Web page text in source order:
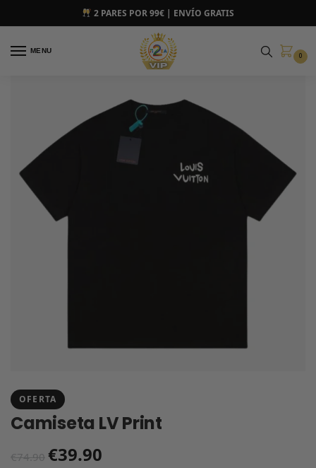
2 PARES POR 99€ | ENVÍO GRATIS
MENU
0
OFERTA
Camiseta LV Print
€74.90 €39.90